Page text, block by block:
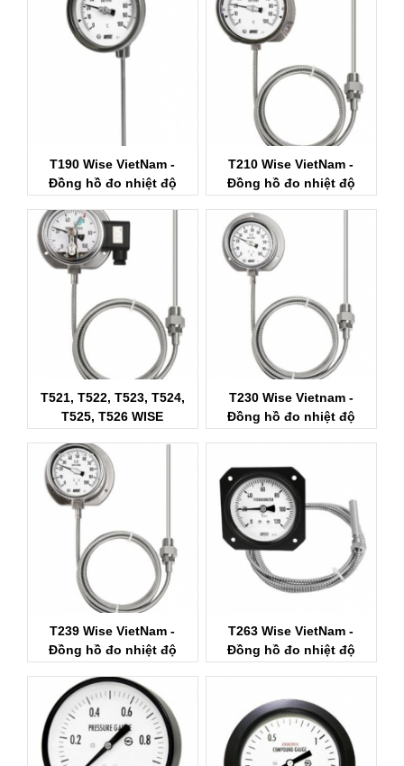
T190 Wise VietNam -
Đồng hồ đo nhiệt độ
T210 Wise VietNam -
Đồng hồ đo nhiệt độ
T521, T522, T523, T524,
T525, T526 WISE
T230 Wise Vietnam -
Đồng hồ đo nhiệt độ
T239 Wise VietNam -
Đồng hồ đo nhiệt độ
T263 Wise VietNam -
Đồng hồ đo nhiệt độ